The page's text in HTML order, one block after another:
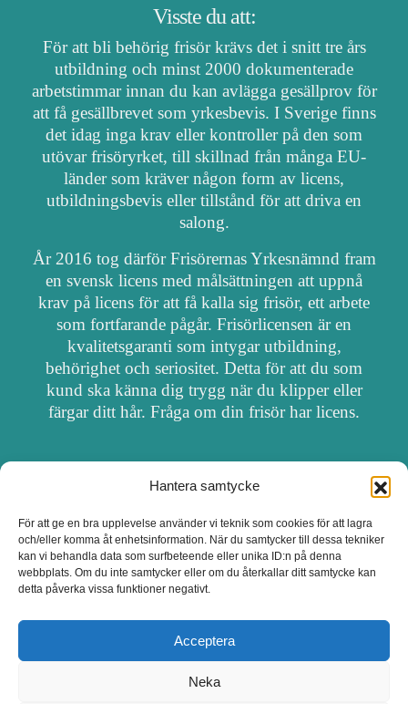
Hantera samtycke
För att ge en bra upplevelse använder vi teknik som cookies för att lagra
och/eller komma åt enhetsinformation. När du samtycker till dessa tekniker
kan vi behandla data som surfbeteende eller unika ID:n på denna
webbplats. Om du inte samtycker eller om du återkallar ditt samtycke kan
detta påverka vissa funktioner negativt.
Acceptera
Neka
Visste du att:
För att bli behörig frisör krävs det i snitt tre års
utbildning och minst 2000 dokumenterade
arbetstimmar innan du kan avlägga gesällprov för
att få gesällbrevet som yrkesbevis. I Sverige finns
det idag inga krav eller kontroller på den som
utövar frisöryrket, till skillnad från många EU-
länder som kräver någon form av licens,
utbildningsbevis eller tillstånd för att driva en
salong.
År 2016 tog därför Frisörernas Yrkesnämnd fram
en svensk licens med målsättningen att uppnå
krav på licens för att få kalla sig frisör, ett arbete
som fortfarande pågår. Frisörlicensen är en
kvalitetsgaranti som intygar utbildning,
behörighet och seriositet. Detta för att du som
kund ska känna dig trygg när du klipper eller
färgar ditt hår. Fråga om din frisör har licens.
OM FRISÖRSÖK
UPPDATERA SALONG